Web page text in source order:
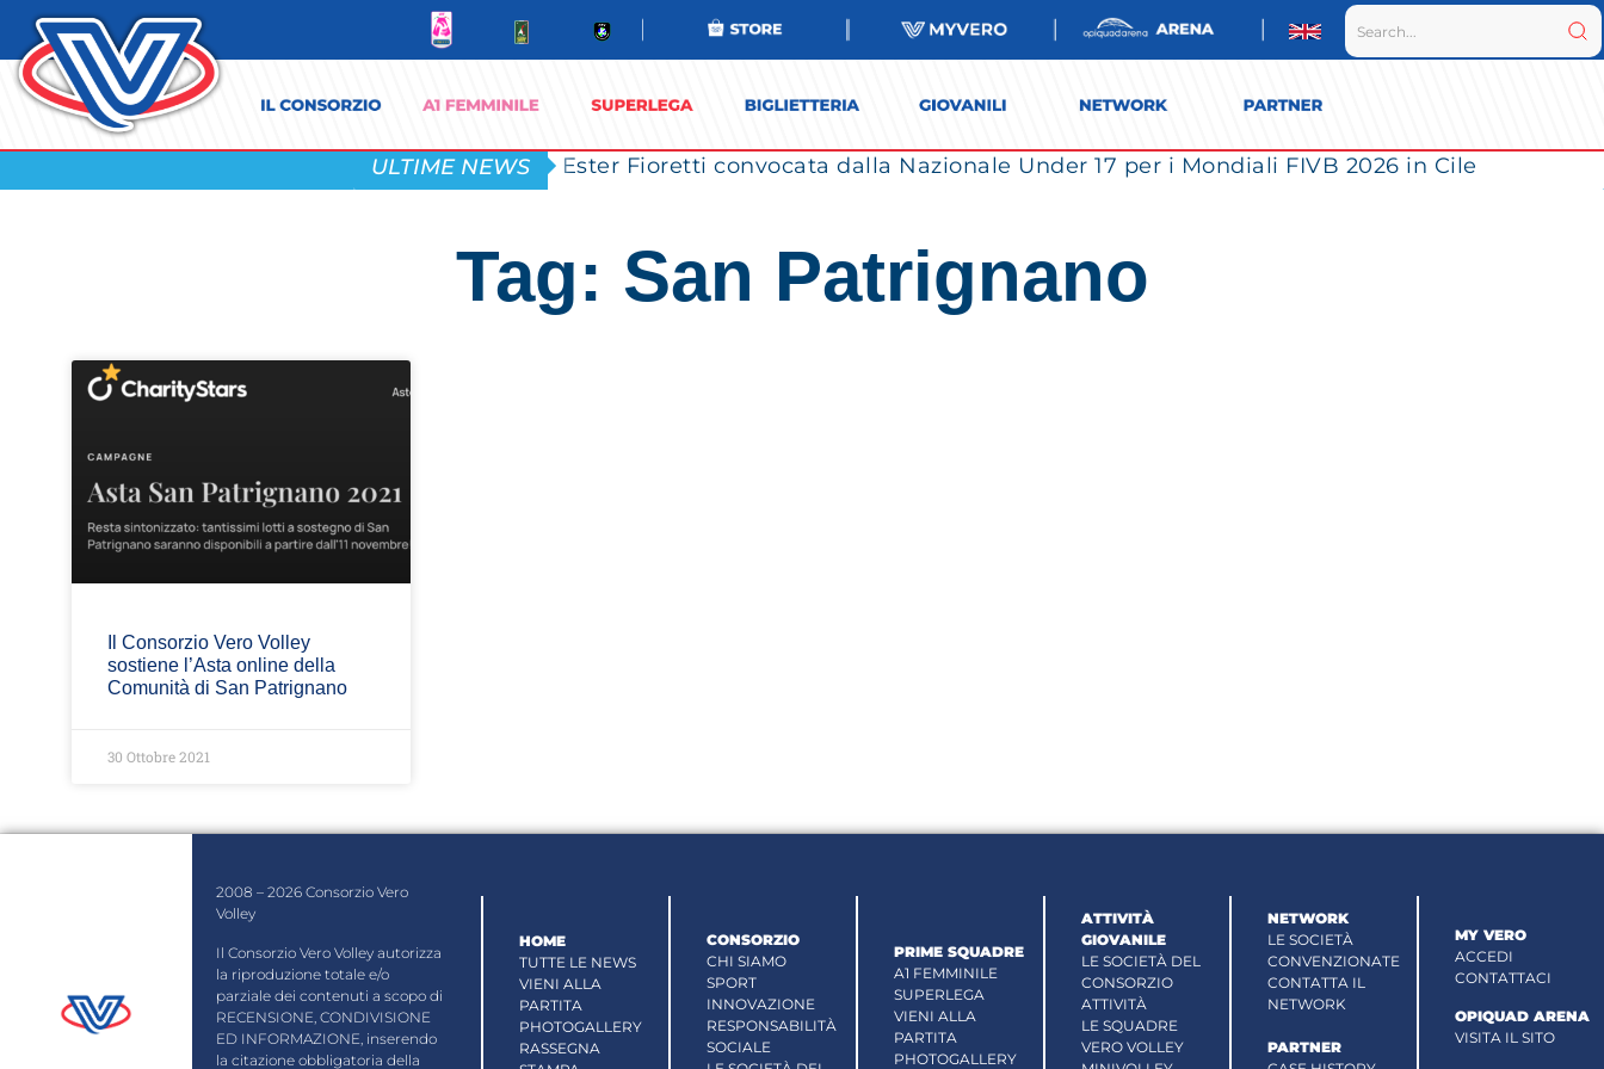
ULTIME NEWS Ester Fioretti convocata dalla Nazionale Under 17 per i Mondiali FIVB 2026 in Cile
Tag: San Patrignano
Il Consorzio Vero Volley
sostiene l’Asta online della
Comunità di San Patrignano
30 Ottobre 2021
2008 – 2026 Consorzio Vero
Volley
Il Consorzio Vero Volley autorizza
la riproduzione totale e/o
parziale dei contenuti a scopo di
RECENSIONE, CONDIVISIONE
ED INFORMAZIONE, inserendo
la citazione obbligatoria della
HOME
TUTTE LE NEWS
VIENI ALLA
PARTITA
PHOTOGALLERY
RASSEGNA
CONSORZIO
CHI SIAMO
SPORT
INNOVAZIONE
RESPONSABILITÀ
SOCIALE
PRIME SQUADRE
A1 FEMMINILE
SUPERLEGA
VIENI ALLA
PARTITA
PHOTOGALLERY
ATTIVITÀ
GIOVANILE
LE SOCIETÀ DEL
CONSORZIO
ATTIVITÀ
LE SQUADRE
VERO VOLLEY
NETWORK
LE SOCIETÀ
CONVENZIONATE
CONTATTA IL
NETWORK
PARTNER
MY VERO
ACCEDI
CONTATTACI
OPIQUAD ARENA
VISITA IL SITO